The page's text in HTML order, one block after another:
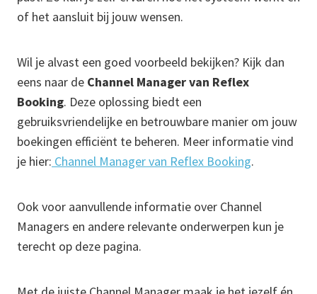
of het aansluit bij jouw wensen.
Wil je alvast een goed voorbeeld bekijken? Kijk dan
eens naar de Channel Manager van Reflex
Booking. Deze oplossing biedt een
gebruiksvriendelijke en betrouwbare manier om jouw
boekingen efficiënt te beheren. Meer informatie vind
je hier: Channel Manager van Reflex Booking.
Ook voor aanvullende informatie over Channel
Managers en andere relevante onderwerpen kun je
terecht op deze pagina.